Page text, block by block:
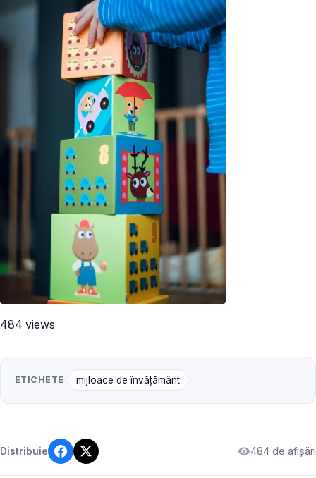
484 views
ETICHETE mijloace de învățământ
Distribuie 484 de afișări